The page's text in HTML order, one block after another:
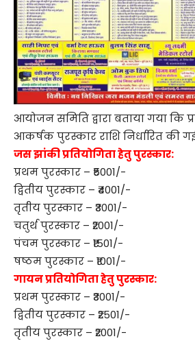
आयोजन समिति द्वारा बताया गया कि
आकर्षक पुरस्कार राशि निर्धारित की
जस झांकी प्रतियोगिता हेतु पुरस्कार:
प्रथम पुरस्कार – ₹5001/-
द्वितीय पुरस्कार – ₹4001/-
तृतीय पुरस्कार – ₹3001/-
चतुर्थ पुरस्कार – ₹2001/-
पंचम पुरस्कार – ₹1501/-
षष्ठम पुरस्कार – ₹1001/-
गायन प्रतियोगिता हेतु पुरस्कार:
प्रथम पुरस्कार – ₹3001/-
द्वितीय पुरस्कार – ₹2501/-
तृतीय पुरस्कार – ₹2001/-